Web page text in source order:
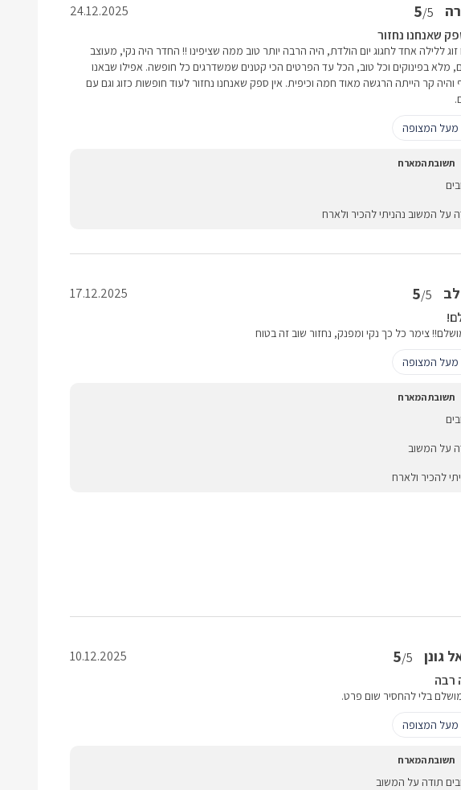
5/5
24.12.2025
שאנחנו נחזור
זוג ללילה אחד לחגוג יום הולדת, היה הרבה יותר טוב ממה שציפינו !! החדר היה נקי, מעוצב
מלא בפינוקים וכל טוב, הכל עד הפרטים הכי קטנים שמשדרגים כל חופשה. אפילו שבאנו
והיה קר הייתה הרגשה מאוד חמה וכיפית. אין ספק שאנחנו נחזור לעוד חופשות כזוג וגם עם
מעל המצופה
על המשוב נהניתי להכיר ולארח
5/5
17.12.2025
צימר כל כך נקי ומפנק, נחזור שוב זה בטוח
מעל המצופה
על המשוב
להכיר ולארח
גונן 5/5
10.12.2025
רבה
בלי להחסיר שום פרט.
מעל המצופה
תודה על המשוב